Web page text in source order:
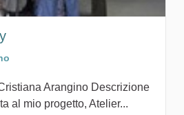
Arangino Descrizione
al mio progetto, Atelier...